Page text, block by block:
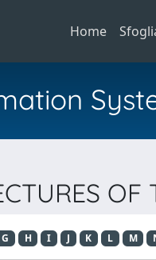
Home
OF
G H I J K L M